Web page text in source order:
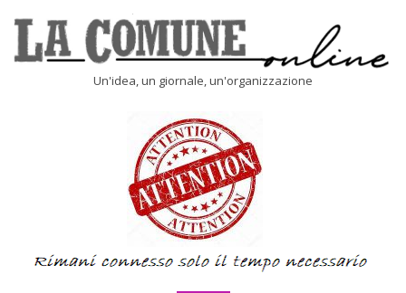
content
Un'idea, un giornale, un'organizzazione